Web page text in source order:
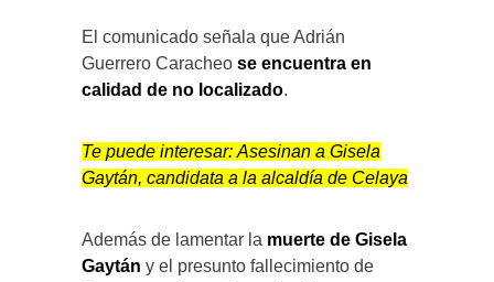
El comunicado señala que Adrián
Guerrero Caracheo se encuentra en
calidad de no localizado.
Te puede interesar: Asesinan a Gisela
Gaytán, candidata a la alcaldía de Celaya
Además de lamentar la muerte de Gisela
Gaytán y el presunto fallecimiento de